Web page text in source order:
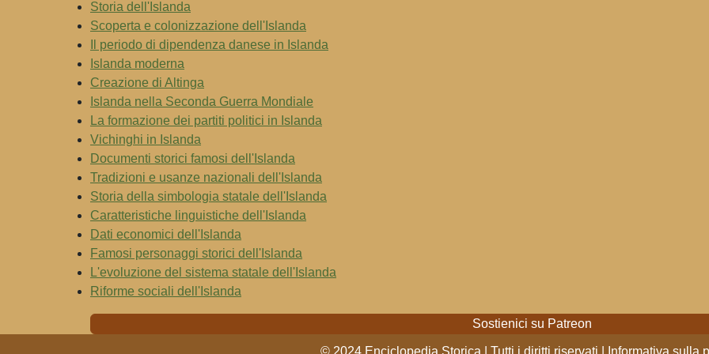
Storia dell'Islanda
Scoperta e colonizzazione dell'Islanda
Il periodo di dipendenza danese in Islanda
Islanda moderna
Creazione di Altinga
Islanda nella Seconda Guerra Mondiale
La formazione dei partiti politici in Islanda
Vichinghi in Islanda
Documenti storici famosi dell'Islanda
Tradizioni e usanze nazionali dell'Islanda
Storia della simbologia statale dell'Islanda
Caratteristiche linguistiche dell'Islanda
Dati economici dell'Islanda
Famosi personaggi storici dell'Islanda
L'evoluzione del sistema statale dell'Islanda
Riforme sociali dell'Islanda
Sostienici su Patreon
© 2024 Enciclopedia Storica | Tutti i diritti riservati | Informativa sulla